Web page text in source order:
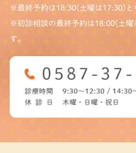
※最終予約は18:30(土曜は17:30)と
※初診相談の最終予約は18:00(土曜
す。